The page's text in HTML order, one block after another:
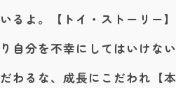
るよ。【トイ・ストーリー】
自分を不幸にしてはいけない
わるな、成長にこだわれ【本